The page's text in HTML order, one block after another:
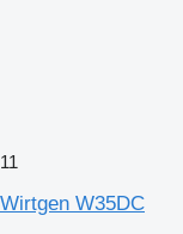
11
Wirtgen W35DC